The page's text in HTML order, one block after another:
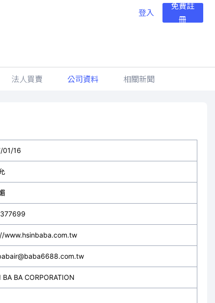
登入
免費註
冊
法人買賣 公司資料 相關新聞
01/16
www.hsinbaba.com.tw
BA BA CORPORATION